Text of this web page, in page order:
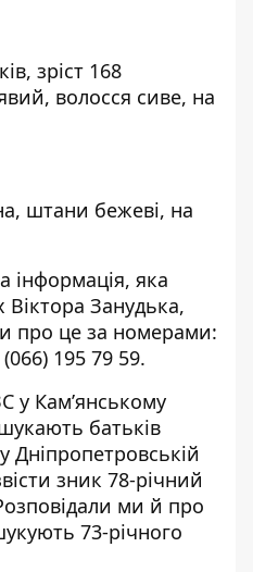
зріст 168
волосся сиве, на
штани бежеві, на
інформація, яка
Занудька,
про це за номерами:
(066) 195 79 59.
у Кам’янському
батьків
Дніпропетровській
зник 78-річний
ми й про
73-річного